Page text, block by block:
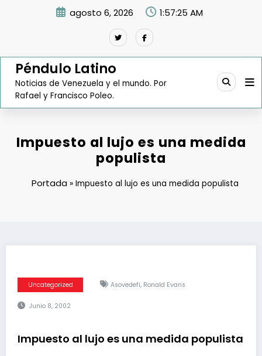
agosto 6, 2026 1:57:26 AM
Péndulo Latino
Noticias de Venezuela y el mundo. Por
Rafael y Francisco Poleo.
Impuesto al lujo es una medida
populista
Portada» Impuesto al lujo es una medida populista
Uncategorized Asovedefi, Ronald Evans
Junio 8, 2002
Impuesto al lujo es una medida populista